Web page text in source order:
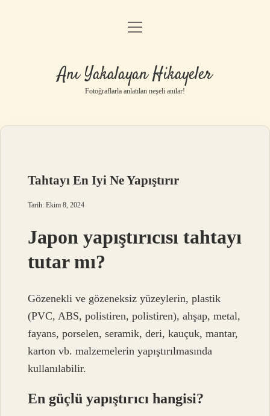
Anasayfa
Yasal Uyarı
menüyü
Anı Yakalayan Hikayeler
Fotoğraflarla anlatılan neşeli anılar!
Tahtayı En Iyi Ne Yapıştırır
Tarih: Ekim 8, 2024
Japon yapıştırıcısı tahtayı
tutar mı?
Gözenekli ve gözeneksiz yüzeylerin, plastik
(PVC, ABS, polistiren, polistiren), ahşap, metal,
fayans, porselen, seramik, deri, kauçuk, mantar,
karton vb. malzemelerin yapıştırılmasında
kullanılabilir.
En güçlü yapıştırıcı hangisi?